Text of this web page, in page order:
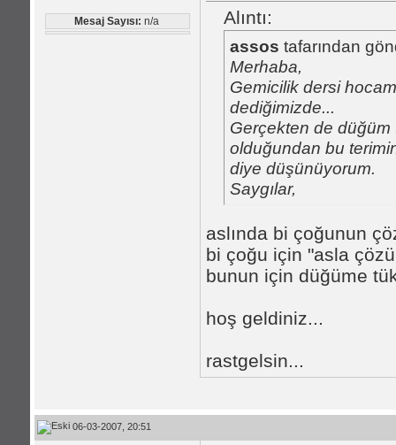
Mesaj Sayısı: n/a Alıntı:
assos tafarından
Merhaba,
Gemicilik dersi
dediğimizde...
Gerçekten de
olduğundan bu
diye düşünüyorum.
Saygılar,
aslında bi çoğunun
bi çoğu için "asla
bunun için düğüme
hoş geldiniz...
rastgelsin...
06-03-2007, 20:51